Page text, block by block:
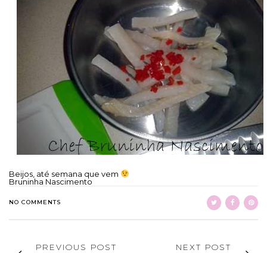
Beijos, até semana que vem
Bruninha Nascimento
NO COMMENTS
PREVIOUS POST NEXT POST